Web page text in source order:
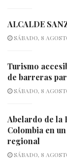
ALCALDE
SÁBADO, 8
Turismo
de barreras
SÁBADO, 8
Abelardo de la
Colombia en
regional
SÁBADO, 8